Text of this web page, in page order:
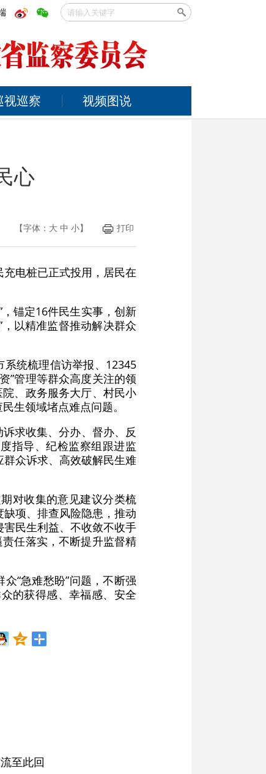
视巡察 视频图说
心
【字体： 大 中 小】 打印
电桩已正式投用，居民在
锚定16件民生实事，创新
以精准监督推动解决群众
系统梳理信访举报、12345
”管理等群众高度关注的领
、政务服务大厅、村民小
生领域堵点难点问题。
求收集、分办、督办、反
指导、纪检监察组跟进监
众诉求、高效破解民生难
对收集的意见建议分类梳
项、排查风险隐患，推动
民生利益、不收敛不收手
任落实，不断提升监督精
“急难愁盼”问题，不断强
的获得感、幸福感、安全
至此回